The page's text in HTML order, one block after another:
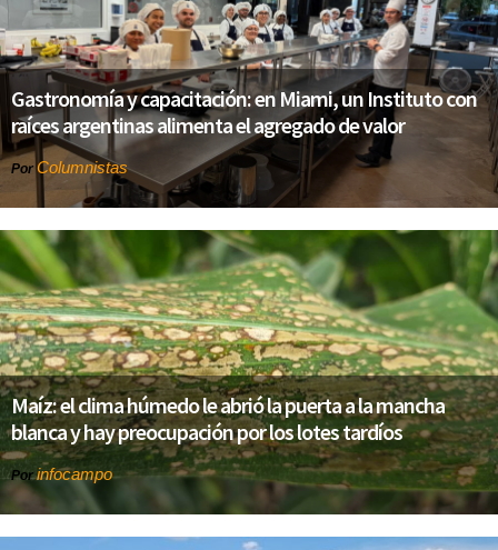
Gastronomía y capacitación: en Miami, un Instituto con
raíces argentinas alimenta el agregado de valor
Por Columnistas
Maíz: el clima húmedo le abrió la puerta a la mancha
blanca y hay preocupación por los lotes tardíos
Porinfocampo